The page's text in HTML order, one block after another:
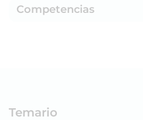
Competencias
Temario